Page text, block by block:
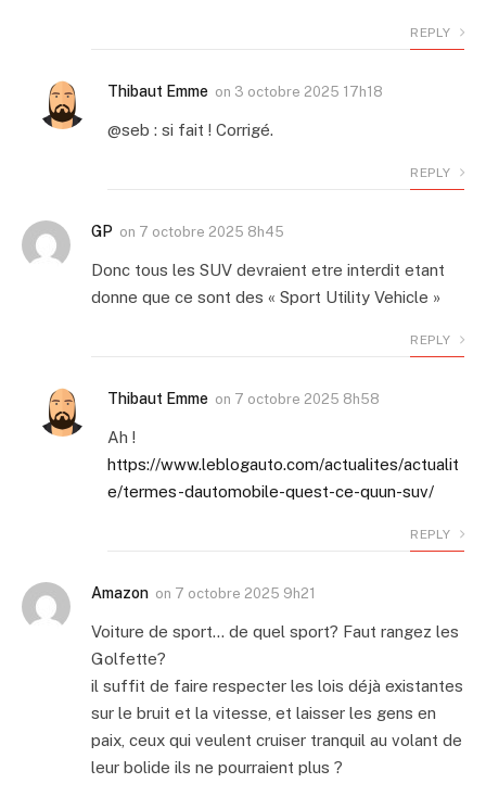
REPLY
Thibaut Emme on 3 octobre 2025 17h18
@seb : si fait ! Corrigé.
REPLY
GP on 7 octobre 2025 8h45
Donc tous les SUV devraient etre interdit etant
donne que ce sont des « Sport Utility Vehicle »
REPLY
Thibaut Emme on 7 octobre 2025 8h58
Ah !
https://www.leblogauto.com/actualites/actualit
e/termes-dautomobile-quest-ce-quun-suv/
REPLY
Amazon on 7 octobre 2025 9h21
Voiture de sport… de quel sport? Faut rangez les
Golfette?
il suffit de faire respecter les lois déjà existantes
sur le bruit et la vitesse, et laisser les gens en
paix, ceux qui veulent cruiser tranquil au volant de
leur bolide ils ne pourraient plus ?